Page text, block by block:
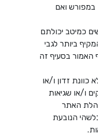
ואם
כמיטב יכולתם
ביותר לגבי
האמור בסעיף זה
כוונת זדון ו/או
ו/או שגיאות
האתר
הנובעת